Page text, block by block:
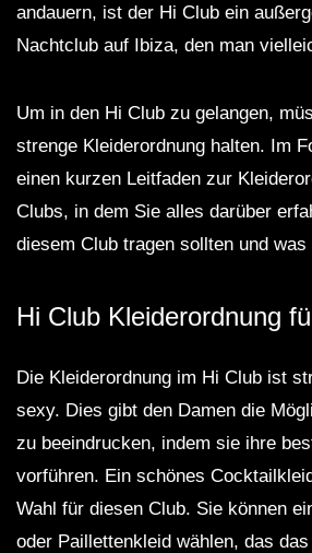
andauern, ist der Hi Club ein
Nachtclub auf Ibiza, den man
Um in den Hi Club zu gelangen,
strenge Kleiderordnung halten. Im
einen kurzen Leitfaden zur
Clubs, in dem Sie alles darüber
diesem Club tragen sollten und was
Hi Club Kleiderordnung
Die Kleiderordnung im Hi Club ist
sexy. Dies gibt den Damen die
zu beeindrucken, indem sie ihre
vorführen. Ein schönes
Wahl für diesen Club. Sie können
oder Paillettenkleid wählen, das